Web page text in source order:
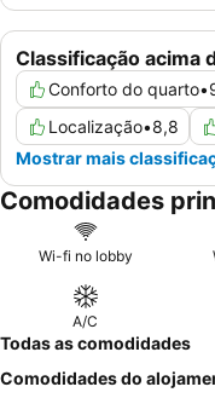
Classificação acima
Conforto do quarto•
Localização•8,8
Mostrar mais
Comodidades
Wi-fi no lobby
A/C
Todas as comodidades
Comodidades do